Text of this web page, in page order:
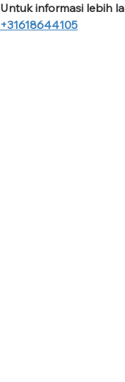
Untuk informasi lebih
+31618644105